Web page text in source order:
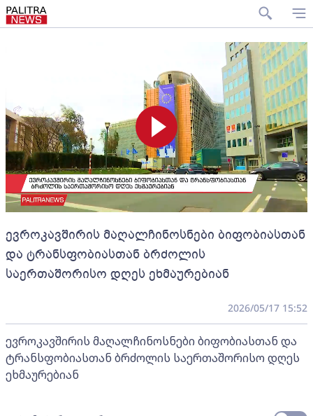
ევროკავშირის მაღალჩინოსნები ბიფობიასთან
და ტრანსფობიასთან ბრძოლის
საერთაშორისო დღეს ეხმაურებიან
2026/05/17 15:52
ევროკავშირის მაღალჩინოსნები ბიფობიასთან და
ტრანსფობიასთან ბრძოლის საერთაშორისო დღეს
ეხმაურებიან